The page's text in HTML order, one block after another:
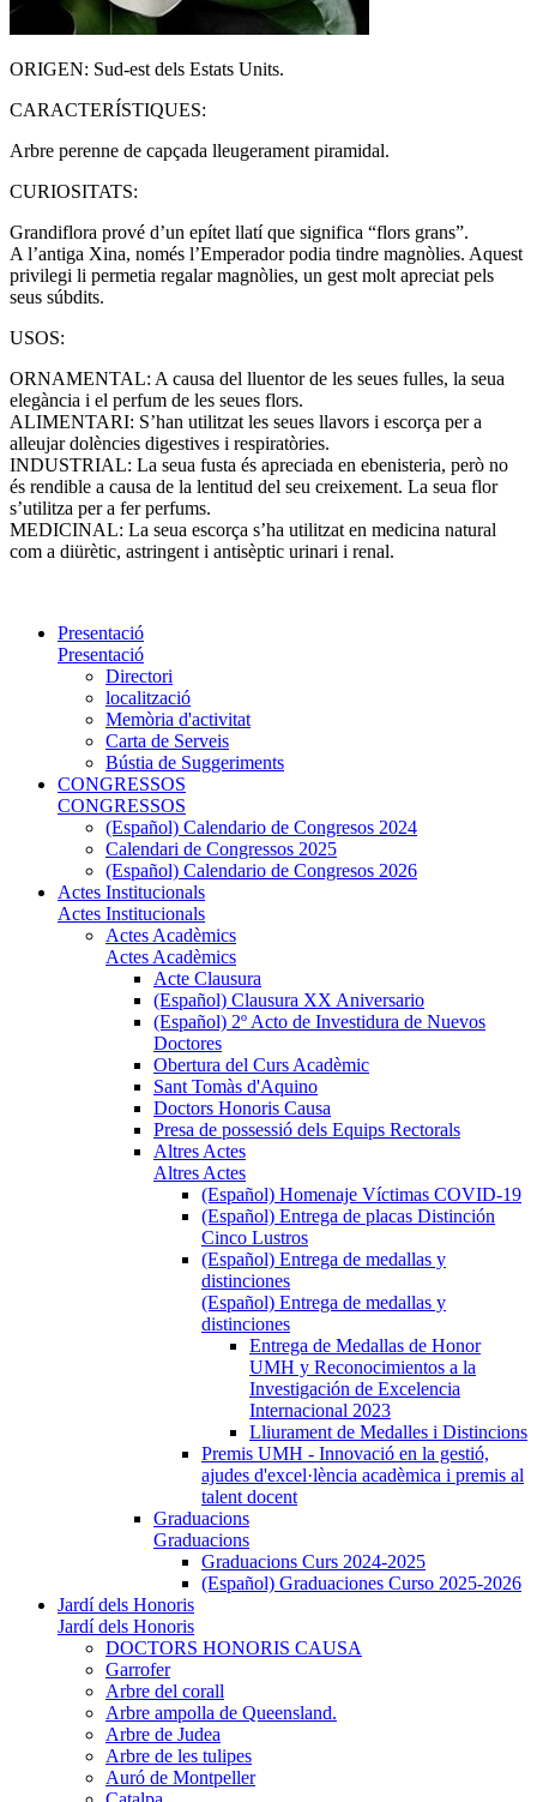
ORIGEN: Sud-est dels Estats Units.
CARACTERÍSTIQUES:
Arbre perenne de capçada lleugerament piramidal.
CURIOSITATS:
Grandiflora prové d’un epítet llatí que significa “flors grans”.
A l’antiga Xina, només l’Emperador podia tindre magnòlies. Aquest
privilegi li permetia regalar magnòlies, un gest molt apreciat pels
seus súbdits.
USOS:
ORNAMENTAL: A causa del lluentor de les seues fulles, la seua
elegància i el perfum de les seues flors.
ALIMENTARI: S’han utilitzat les seues llavors i escorça per a
alleujar dolències digestives i respiratòries.
INDUSTRIAL: La seua fusta és apreciada en ebenisteria, però no
és rendible a causa de la lentitud del seu creixement. La seua flor
s’utilitza per a fer perfums.
MEDICINAL: La seua escorça s’ha utilitzat en medicina natural
com a diürètic, astringent i antisèptic urinari i renal.
Presentació
Presentació
Directori
localització
Memòria d'activitat
Carta de Serveis
Bústia de Suggeriments
CONGRESSOS
CONGRESSOS
(Español) Calendario de Congresos 2024
Calendari de Congressos 2025
(Español) Calendario de Congresos 2026
Actes Institucionals
Actes Institucionals
Actes Acadèmics
Actes Acadèmics
Acte Clausura
(Español) Clausura XX Aniversario
(Español) 2º Acto de Investidura de Nuevos
Doctores
Obertura del Curs Acadèmic
Sant Tomàs d'Aquino
Doctors Honoris Causa
Presa de possessió dels Equips Rectorals
Altres Actes
Altres Actes
(Español) Homenaje Víctimas COVID-19
(Español) Entrega de placas Distinción
Cinco Lustros
(Español) Entrega de medallas y
distinciones
(Español) Entrega de medallas y
distinciones
Entrega de Medallas de Honor
UMH y Reconocimientos a la
Investigación de Excelencia
Internacional 2023
Lliurament de Medalles i Distincions
Premis UMH - Innovació en la gestió,
ajudes d'excel·lència acadèmica i premis al
talent docent
Graduacions
Graduacions
Graduacions Curs 2024-2025
(Español) Graduaciones Curso 2025-2026
Jardí dels Honoris
Jardí dels Honoris
DOCTORS HONORIS CAUSA
Garrofer
Arbre del corall
Arbre ampolla de Queensland.
Arbre de Judea
Arbre de les tulipes
Auró de Montpeller